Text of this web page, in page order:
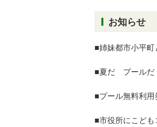
お知らせ
■姉妹都市小平
■夏だ プールだ
■プール無料利用
■市役所にこども